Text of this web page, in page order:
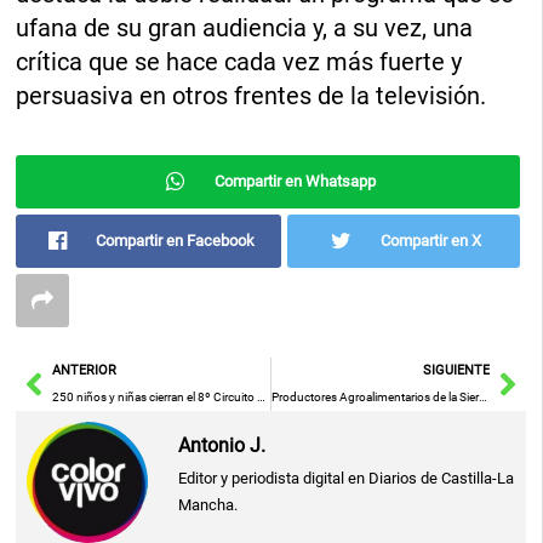
ufana de su gran audiencia y, a su vez, una
crítica que se hace cada vez más fuerte y
persuasiva en otros frentes de la televisión.
Compartir en Whatsapp
Compartir en Facebook Compartir en X
AntANTERIOR
250 niños y niñas cierran el 8º Circuito Benjamín Globalcaja en tres sedes simultáneas
SIGUIENTE
Productores Agroalimentarios de la Sierra Norte Celebran Encuentro en el Mercado de Abastos de Guadalajara
Antonio J.
Editor y periodista digital en Diarios de Castilla-La
Mancha.